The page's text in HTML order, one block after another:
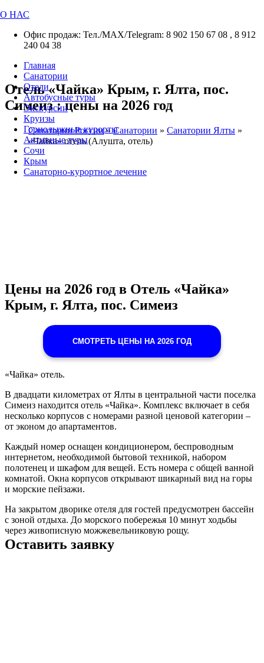
О НАС
Офис продаж: Тел./МАХ/Telegram: 8 902 150 67 08 , 8 912
240 04 38
Главная
Санатории
Отели
Автобусные туры
Экскурсии
Круизы
Горнолыжные курорты
Активные туры
Сочи
Крым
Санаторно-курортное лечение
Отель «Чайка» Крым, г. Ялта, пос.
Симеиз : цены на 2026 год
Санатории России»Санатории » Санатории Ялты »
«Чайка» отель (Алушта, отель)
Цены на 2026 год в Отель «Чайка»
Крым, г. Ялта, пос. Симеиз
СМОТРЕТЬ ЦЕНЫ НА 2026 ГОД
«Чайка» отель.
В двадцати километрах от Ялты в центральной части поселка
Симеиз находится отель «Чайка». Комплекс включает в себя
несколько корпусов с номерами разной ценовой категории –
от эконом до апартаментов.
Каждый номер оснащен кондиционером, беспроводным
интернетом, необходимой бытовой техникой, набором
полотенец и шкафом для вещей. Есть номера с общей ванной
комнатой. Окна корпусов открывают шикарный вид на горы
и морские пейзажи.
На закрытом дворике отеля для гостей предусмотрен бассейн
с зоной отдыха. До морского побережья 10 минут ходьбы
через живописную можжевельниковую рощу.
Оставить заявку